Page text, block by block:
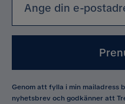
Genom att fylla i min mailadress
nyhetsbrev och godkänner att